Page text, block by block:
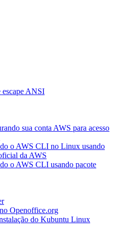
escape ANSI
sua conta AWS para acesso
o AWS CLI no Linux usando
da AWS
o AWS CLI usando pacote
Openoffice.org
do Kubuntu Linux